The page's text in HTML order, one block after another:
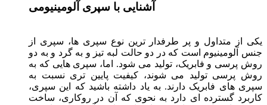
آشنایی با سپری آلومینیومی
یکی از متداول و پر طرفدار ترین نوع سپری ها، سپری از
جنس آلومینیوم است که در دو حالت لبه تیز و به گرد و به دو
روش پرسی و فابریک، تولید می شود. اما، سپری هایی که به
روش پرسی تولید می شوند، کیفیت پایین تری نسبت به
سپری های فابریک دارند. به یاد داشته باشید که این سپری،
کاربرد گسترده ای دارد به نحوی که آن در روکاری، ساخت